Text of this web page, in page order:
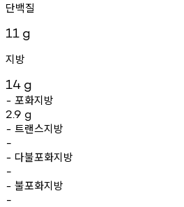
단백질
11 g
지방
14 g
- 포화지방
2.9 g
- 트랜스지방
-
- 다불포화지방
-
- 불포화지방
-